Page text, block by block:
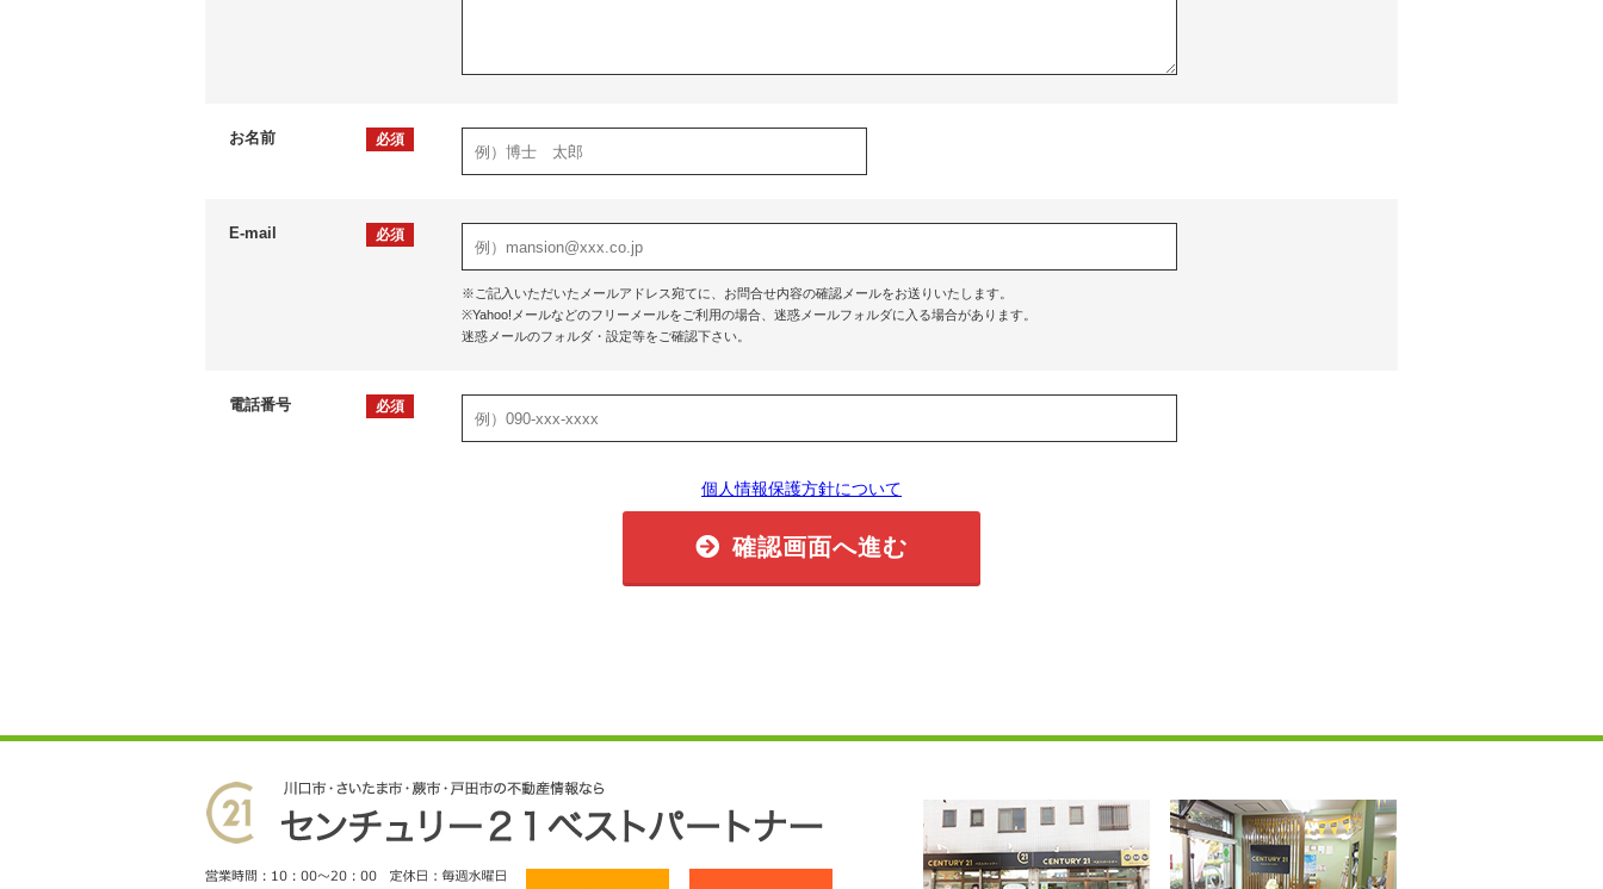
お名前 必須
E-mail 必須
※ご記入いただいたメールアドレス宛てに、お問合せ内容の確認メールをお送りいたします。
※Yahoo!メールなどのフリーメールをご利用の場合、迷惑メールフォルダに入る場合があります。
迷惑メールのフォルダ・設定等をご確認下さい。
電話番号 必須
個人情報保護方針について
確認画面へ進む